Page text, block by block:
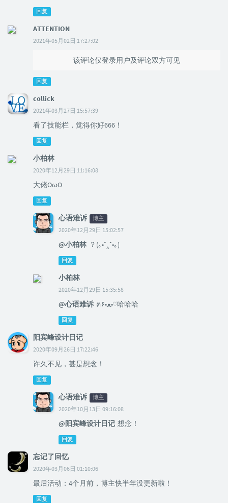
回复
ATTENTION
2021年05月02日 17:27:02
该评论仅登录用户及评论双方可见
回复
collick
2021年03月27日 15:57:39
看了技能栏，觉得你好666！
回复
小柏林
2020年12月29日 11:16:08
大佬OωO
回复
心语难诉 博主
2020年12月29日 15:02:57
@小柏林 ？(｡•ˇ‸ˇ•｡)
回复
小柏林
2020年12月29日 15:35:58
@心语难诉 ฅ۶•ﻌ•♡哈哈哈
回复
阳宾峰设计日记
2020年09月26日 17:22:46
许久不见，甚是想念！
回复
心语难诉 博主
2020年10月13日 09:16:08
@阳宾峰设计日记 想念！
回复
忘记了回忆
2020年03月06日 01:10:06
最后活动：4个月前，博主快半年没更新啦！
回复